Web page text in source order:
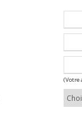
(Votre